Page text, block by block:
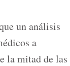
un análisis
a
la mitad de las